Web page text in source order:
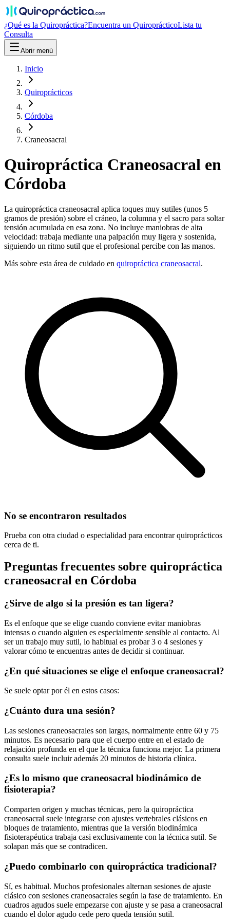
¿Qué es la Quiropráctica?Encuentra un QuiroprácticoLista tu
Consulta
Abrir menú
Inicio
Quiroprácticos
Córdoba
Craneosacral
Quiropráctica Craneosacral en
Córdoba
La quiropráctica craneosacral aplica toques muy sutiles (unos 5
gramos de presión) sobre el cráneo, la columna y el sacro para soltar
tensión acumulada en esa zona. No incluye maniobras de alta
velocidad: trabaja mediante una palpación muy ligera y sostenida,
siguiendo un ritmo sutil que el profesional percibe con las manos.
Más sobre esta área de cuidado en quiropráctica craneosacral.
No se encontraron resultados
Prueba con otra ciudad o especialidad para encontrar quiroprácticos
cerca de ti.
Preguntas frecuentes sobre quiropráctica
craneosacral en Córdoba
¿Sirve de algo si la presión es tan ligera?
Es el enfoque que se elige cuando conviene evitar maniobras
intensas o cuando alguien es especialmente sensible al contacto. Al
ser un trabajo muy sutil, lo habitual es probar 3 o 4 sesiones y
valorar cómo te encuentras antes de decidir si continuar.
¿En qué situaciones se elige el enfoque craneosacral?
Se suele optar por él en estos casos:
¿Cuánto dura una sesión?
Las sesiones craneosacrales son largas, normalmente entre 60 y 75
minutos. Es necesario para que el cuerpo entre en el estado de
relajación profunda en el que la técnica funciona mejor. La primera
consulta suele incluir además 20 minutos de historia clínica.
¿Es lo mismo que craneosacral biodinámico de
fisioterapia?
Comparten origen y muchas técnicas, pero la quiropráctica
craneosacral suele integrarse con ajustes vertebrales clásicos en
bloques de tratamiento, mientras que la versión biodinámica
fisioterapéutica trabaja casi exclusivamente con la técnica sutil. Se
solapan más que se contradicen.
¿Puedo combinarlo con quiropráctica tradicional?
Sí, es habitual. Muchos profesionales alternan sesiones de ajuste
clásico con sesiones craneosacrales según la fase de tratamiento. En
cuadros agudos suele empezarse con ajuste y se pasa a craneosacral
cuando el dolor agudo cede pero queda tensión sutil.